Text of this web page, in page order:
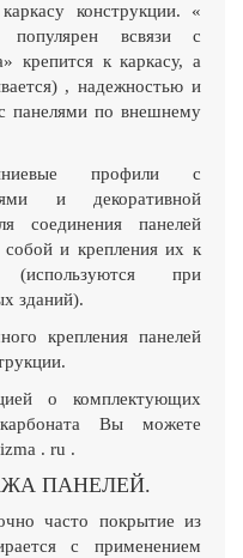
конструкции. «
всвязи с
крепится к каркасу, а
, надежностью и
панелями по внешнему
профили с
и декоративной
панелей
и крепления их к
(используются при
зданий).
крепления панелей
о комплектующих
Вы можете
. ru .
ПАНЕЛЕЙ.
часто покрытие из
с применением